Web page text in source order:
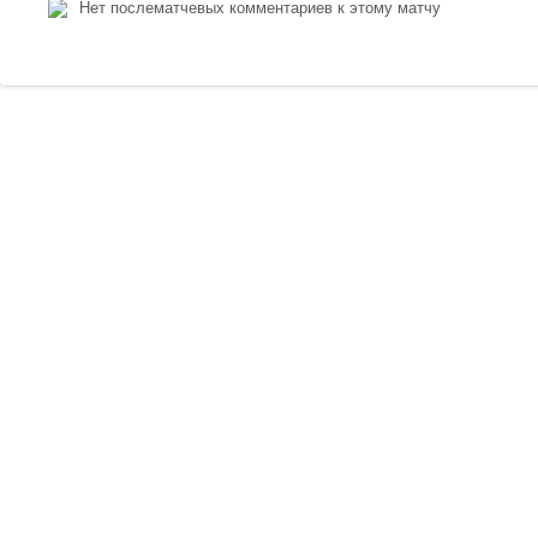
Нет послематчевых комментариев к этому матчу